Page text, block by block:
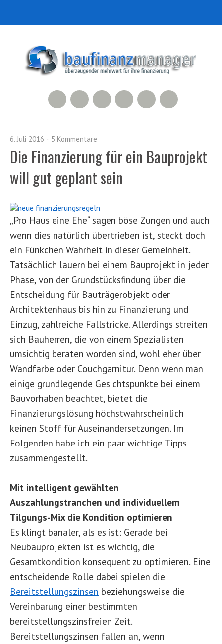
Facebook
500px
LinkedIn
Xing
RSS Feed
6. Juli 2016 5 Kommentare
Die Finanzierung für ein Bauprojekt
will gut geplant sein
„Pro Haus eine Ehe“ sagen böse Zungen und auch
wenn dies natürlich übertrieben ist, steckt doch
ein Fünkchen Wahrheit in dieser Gemeinheit.
Tatsächlich lauern bei einem Bauprojekt in jeder
Phase, von der Grundstücksfindung über die
Entscheidung für Bauträgerobjekt oder
Architektenhaus bis hin zu Finanzierung und
Einzug, zahlreiche Fallstricke. Allerdings streiten
sich Bauherren, die von einem Spezialisten
umsichtig beraten worden sind, wohl eher über
Wandfarbe oder Couchgarnitur. Denn wenn man
einige grundlegende Gesichtspunkte bei einem
Bauvorhaben beachtet, bietet die
Finanzierungslösung höchstwahrscheinlich
keinen Stoff für Auseinandersetzungen. Im
Folgenden habe ich ein paar wichtige Tipps
zusammengestellt.
Mit intelligent gewählten
Auszahlungstranchen und individuellem
Tilgungs-Mix die Kondition optimieren
Es klingt banaler, als es ist: Gerade bei
Neubauprojekten ist es wichtig, die
Gesamtkondition konsequent zu optimieren. Eine
entscheidende Rolle dabei spielen die
Bereitstellungszinsen beziehungsweise die
Vereinbarung einer bestimmten
bereitstellungszinsfreien Zeit.
Bereitstellungszinsen fallen an, wenn